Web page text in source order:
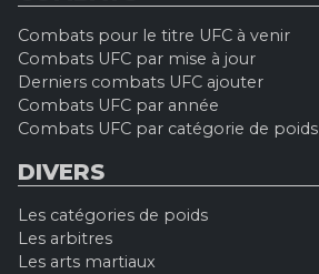
Combats pour le titre UFC à venir
Combats UFC par mise à jour
Derniers combats UFC ajouter
Combats UFC par année
Combats UFC par catégorie de poids
DIVERS
Les catégories de poids
Les arbitres
Les arts martiaux